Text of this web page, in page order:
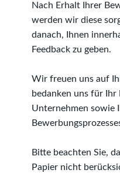
Nach Erhalt Ihrer
werden wir diese
danach, Ihnen
Feedback zu geben.
Wir freuen uns auf
bedanken uns für Ihr
Unternehmen sowie
Bitte beachten Sie,
Papier nicht